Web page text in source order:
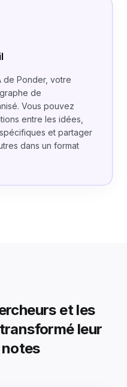
de Ponder, votre
de
Vous pouvez
entre les idées,
et partager
dans un format
et les
leur